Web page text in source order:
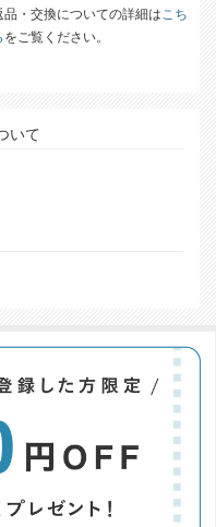
品・交換についての詳細は こち
をご覧ください。
いて